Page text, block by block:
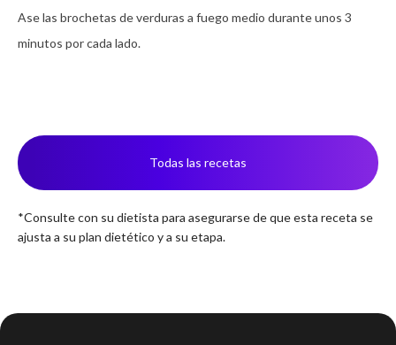
Ase las brochetas de verduras a fuego medio durante unos 3
minutos por cada lado.
Todas las recetas
*Consulte con su dietista para asegurarse de que esta receta se
ajusta a su plan dietético y a su etapa.